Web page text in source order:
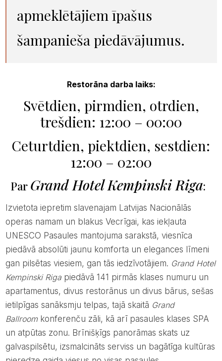
apmeklētājiem īpašus
šampanieša piedāvājumus.
Restorāna darba laiks:
Svētdien, pirmdien, otrdien,
trešdien: 12:00 – 00:00
Ceturtdien, piektdien, sestdien:
12:00 – 02:00
Par Grand Hotel Kempinski Riga:
Izvietota iepretim slavenajam Latvijas Nacionālās
operas namam un blakus Vecrīgai, kas iekļauta
UNESCO Pasaules mantojuma sarakstā, viesnīca
piedāvā absolūti jaunu komforta un elegances līmeni
gan pilsētas viesiem, gan tās iedzīvotājiem. Grand Hotel
Kempinski Rigapiedāvā 141 pirmās klases numuru un
apartamentus, divus restorānus un divus bārus, sešas
ietilpīgas sanāksmju telpas, tajā skaitā Grand
Ballroomkonferenču zāli, kā arī pasaules klases SPA
un atpūtas zonu. Brīnišķīgs panorāmas skats uz
galvaspilsētu, izsmalcināts serviss un bagātīga kultūras